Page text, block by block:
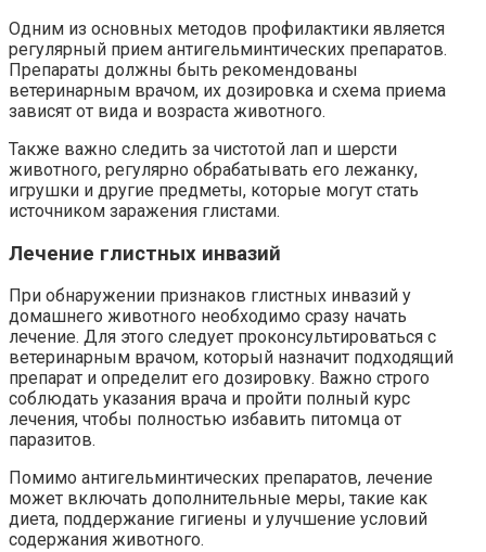
Одним из основных методов профилактики является
регулярный прием антигельминтических препаратов.
Препараты должны быть рекомендованы
ветеринарным врачом, их дозировка и схема приема
зависят от вида и возраста животного.
Также важно следить за чистотой лап и шерсти
животного, регулярно обрабатывать его лежанку,
игрушки и другие предметы, которые могут стать
источником заражения глистами.
Лечение глистных инвазий
При обнаружении признаков глистных инвазий у
домашнего животного необходимо сразу начать
лечение. Для этого следует проконсультироваться с
ветеринарным врачом, который назначит подходящий
препарат и определит его дозировку. Важно строго
соблюдать указания врача и пройти полный курс
лечения, чтобы полностью избавить питомца от
паразитов.
Помимо антигельминтических препаратов, лечение
может включать дополнительные меры, такие как
диета, поддержание гигиены и улучшение условий
содержания животного.